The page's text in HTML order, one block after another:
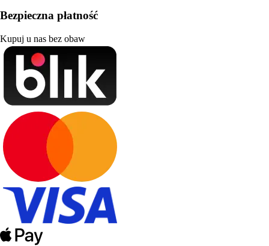
Bezpieczna płatność
Kupuj u nas bez obaw